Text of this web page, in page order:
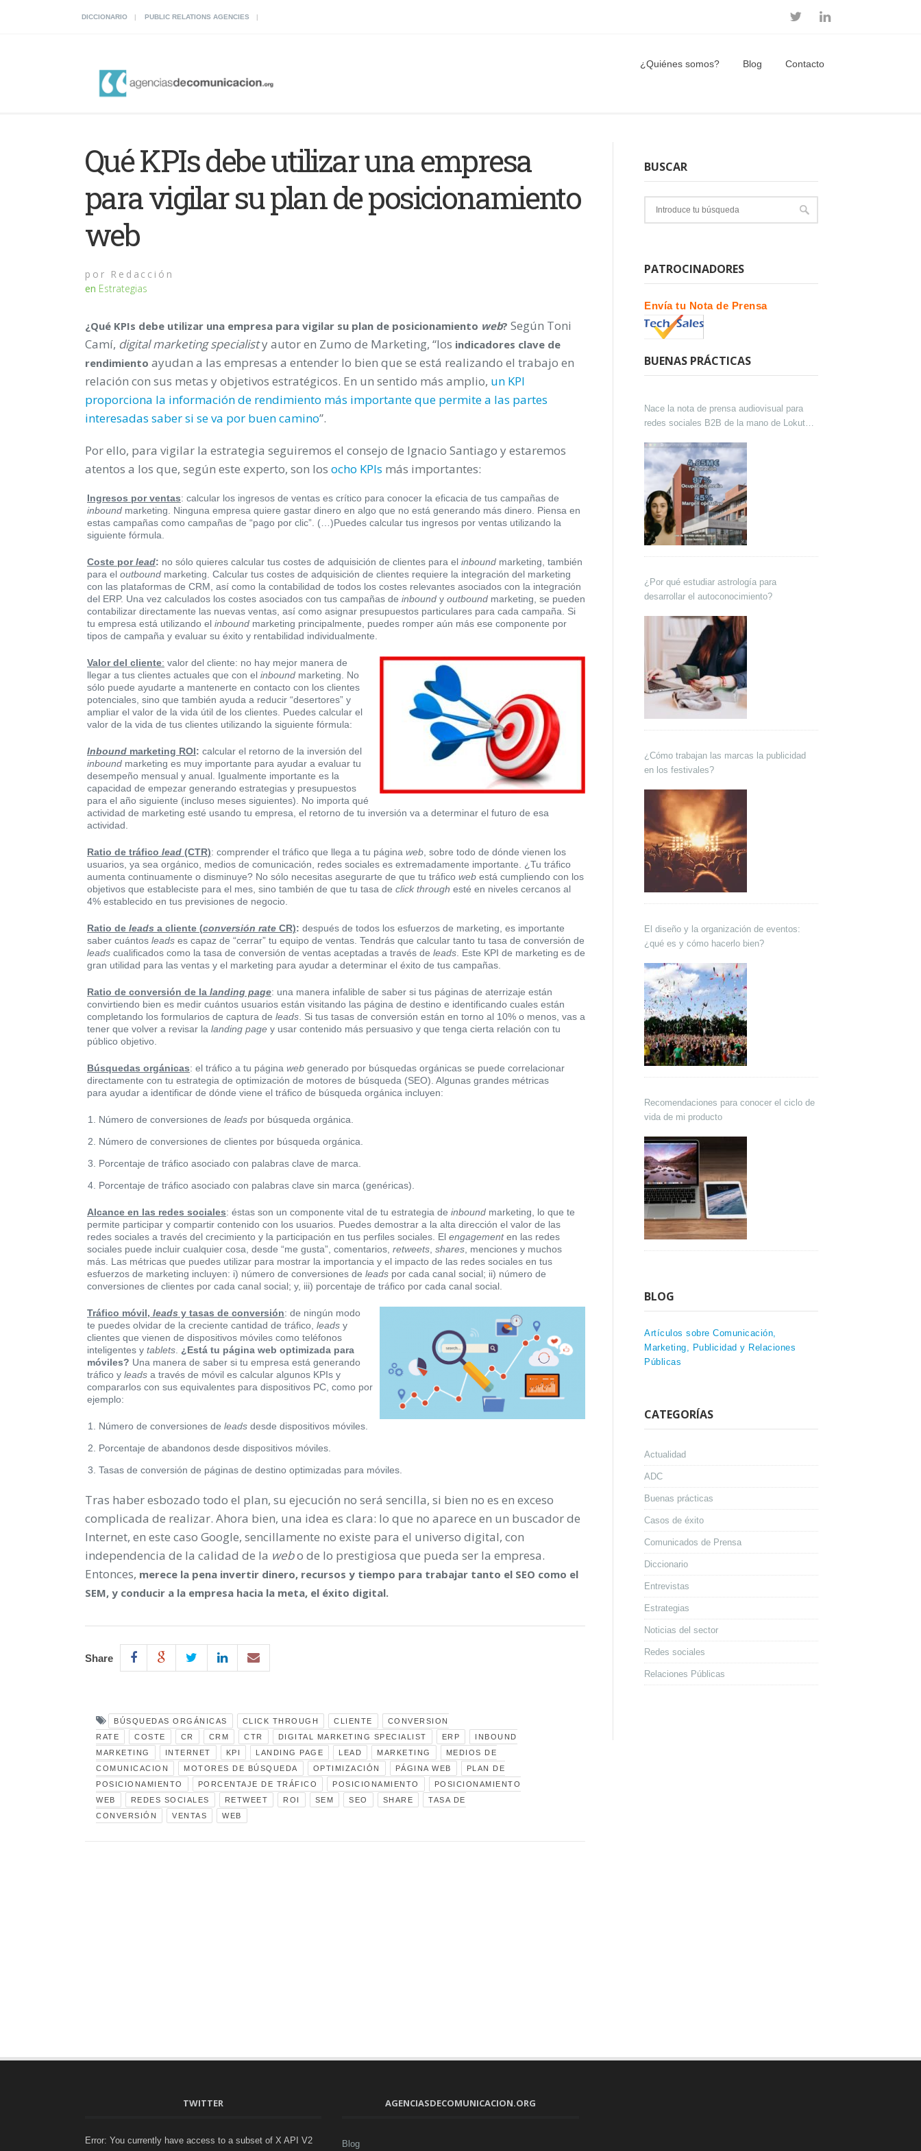
DICCIONARIO PUBLIC RELATIONS AGENCIES
¿Quiénes somos? Blog Contacto
Qué KPIs debe utilizar una empresa
para vigilar su plan de posicionamiento
web
por Redacción
en Estrategias
¿Qué KPIs debe utilizar una empresa para vigilar su plan de posicionamiento web? Según Toni
Camí, digital marketing specialisty autor en Zumo de Marketing, “los indicadores clave de
rendimiento ayudan a las empresas a entender lo bien que se está realizando el trabajo en
relación con sus metas y objetivos estratégicos. En un sentido más amplio, un KPI
proporciona la información de rendimiento más importante que permite a las partes
interesadas saber si se va por buen camino”.
Por ello, para vigilar la estrategia seguiremos el consejo de Ignacio Santiago y estaremos
atentos a los que, según este experto, son los ocho KPIs más importantes:
Ingresos por ventas: calcular los ingresos de ventas es crítico para conocer la eficacia de tus campañas de
inbound marketing. Ninguna empresa quiere gastar dinero en algo que no está generando más dinero. Piensa en
estas campañas como campañas de “pago por clic”. (…)Puedes calcular tus ingresos por ventas utilizando la
siguiente fórmula.
Coste porlead: no sólo quieres calcular tus costes de adquisición de clientes para el inbound marketing, también
para el outbound marketing. Calcular tus costes de adquisición de clientes requiere la integración del marketing
con las plataformas de CRM, así como la contabilidad de todos los costes relevantes asociados con la integración
del ERP. Una vez calculados los costes asociados con tus campañas de inbound y outbound marketing, se pueden
contabilizar directamente las nuevas ventas, así como asignar presupuestos particulares para cada campaña. Si
tu empresa está utilizando el inbound marketing principalmente, puedes romper aún más ese componente por
tipos de campaña y evaluar su éxito y rentabilidad individualmente.
Valor del cliente: valor del cliente: no hay mejor manera de
llegar a tus clientes actuales que con el inbound marketing. No
sólo puede ayudarte a mantenerte en contacto con los clientes
potenciales, sino que también ayuda a reducir “desertores” y
ampliar el valor de la vida útil de los clientes. Puedes calcular el
valor de la vida de tus clientes utilizando la siguiente fórmula:
Inbound marketing ROI: calcular el retorno de la inversión del
inbound marketing es muy importante para ayudar a evaluar tu
desempeño mensual y anual. Igualmente importante es la
capacidad de empezar generando estrategias y presupuestos
para el año siguiente (incluso meses siguientes). No importa qué
actividad de marketing esté usando tu empresa, el retorno de tu inversión va a determinar el futuro de esa
actividad.
Ratio de tráfico lead (CTR): comprender el tráfico que llega a tu página web , sobre todo de dónde vienen los
usuarios, ya sea orgánico, medios de comunicación, redes sociales es extremadamente importante. ¿Tu tráfico
aumenta continuamente o disminuye? No sólo necesitas asegurarte de que tu tráfico web está cumpliendo con los
objetivos que estableciste para el mes, sino también de que tu tasa de click through esté en niveles cercanos al
4% establecido en tus previsiones de negocio.
Ratio de leads a cliente (conversión rate CR): después de todos los esfuerzos de marketing, es importante
saber cuántos leads es capaz de “cerrar” tu equipo de ventas. Tendrás que calcular tanto tu tasa de conversión de
leads cualificados como la tasa de conversión de ventas aceptadas a través de leads . Este KPI de marketing es de
gran utilidad para las ventas y el marketing para ayudar a determinar el éxito de tus campañas.
Ratio de conversión de la landing page: una manera infalible de saber si tus páginas de aterrizaje están
convirtiendo bien es medir cuántos usuarios están visitando las página de destino e identificando cuales están
completando los formularios de captura de leads . Si tus tasas de conversión están en torno al 10% o menos, vas a
tener que volver a revisar la landing page y usar contenido más persuasivo y que tenga cierta relación con tu
público objetivo.
Búsquedas orgánicas: el tráfico a tu página web generado por búsquedas orgánicas se puede correlacionar
directamente con tu estrategia de optimización de motores de búsqueda (SEO). Algunas grandes métricas
para ayudar a identificar de dónde viene el tráfico de búsqueda orgánica incluyen:
Número de conversiones de leads por búsqueda orgánica.
Número de conversiones de clientes por búsqueda orgánica.
Porcentaje de tráfico asociado con palabras clave de marca.
Porcentaje de tráfico asociado con palabras clave sin marca (genéricas).
Alcance en las redes sociales: éstas son un componente vital de tu estrategia de inbound marketing, lo que te
permite participar y compartir contenido con los usuarios. Puedes demostrar a la alta dirección el valor de las
redes sociales a través del crecimiento y la participación en tus perfiles sociales. El engagementen las redes
sociales puede incluir cualquier cosa, desde “me gusta”, comentarios, retweets shares , menciones y muchos
más. Las métricas que puedes utilizar para mostrar la importancia y el impacto de las redes sociales en tus
esfuerzos de marketing incluyen: i) número de conversiones de leads por cada canal social; ii) número de
conversiones de clientes por cada canal social; y, iii) porcentaje de tráfico por cada canal social.
Tráfico móvil, leads y tasas de conversión: de ningún modo
te puedes olvidar de la creciente cantidad de tráfico, leads y
clientes que vienen de dispositivos móviles como teléfonos
inteligentes y tablets ¿Está tu página web optimizada para
móviles? Una manera de saber si tu empresa está generando
tráfico y leads a través de móvil es calcular algunos KPIs y
compararlos con sus equivalentes para dispositivos PC, como por
ejemplo:
Número de conversiones de leads desde dispositivos móviles.
Porcentaje de abandonos desde dispositivos móviles.
Tasas de conversión de páginas de destino optimizadas para móviles.
Tras haber esbozado todo el plan, su ejecución no será sencilla, si bien no es en exceso
complicada de realizar. Ahora bien, una idea es clara: lo que no aparece en un buscador de
Internet, en este caso Google, sencillamente no existe para el universo digital, con
independencia de la calidad de la webo de lo prestigiosa que pueda ser la empresa.
Entonces, merece la pena invertir dinero, recursos y tiempo para trabajar tanto el SEO como el
SEM, y conducir a la empresa hacia la meta, el éxito digital.
Share
BÚSQUEDAS ORGÁNICAS CLICK THROUGH CLIENTE
CONVERSION
RATE
COSTE CR CRM CTR DIGITAL MARKETING SPECIALIST ERP
INBOUND
MARKETING
INTERNET KPI LANDING PAGE LEAD MARKETING
MEDIOS DE
COMUNICACION
MOTORES DE BÚSQUEDA OPTIMIZACIÓN PÁGINA WEB
PLAN DE
POSICIONAMIENTO
PORCENTAJE DE TRÁFICO POSICIONAMIENTO
POSICIONAMIENTO
WEB
REDES SOCIALES RETWEET ROI SEM SEO SHARE
TASA DE
CONVERSIÓN
VENTAS WEB
BUSCAR
PATROCINADORES
Envía tu Nota de Prensa
BUENAS PRÁCTICAS
Nace la nota de prensa audiovisual para
redes sociales B2B de la mano de Lokutor
¿Por qué estudiar astrología para
desarrollar el autoconocimiento?
¿Cómo trabajan las marcas la publicidad
en los festivales?
El diseño y la organización de eventos:
¿qué es y cómo hacerlo bien?
Recomendaciones para conocer el ciclo de
vida de mi producto
BLOG
Artículos sobre Comunicación,
Marketing, Publicidad y Relaciones
Públicas
CATEGORÍAS
Actualidad
ADC
Buenas prácticas
Casos de éxito
Comunicados de Prensa
Diccionario
Entrevistas
Estrategias
Noticias del sector
Redes sociales
Relaciones Públicas
TWITTER
Error: You currently have access to a subset of X API V2
AGENCIASDECOMUNICACION.ORG
Blog